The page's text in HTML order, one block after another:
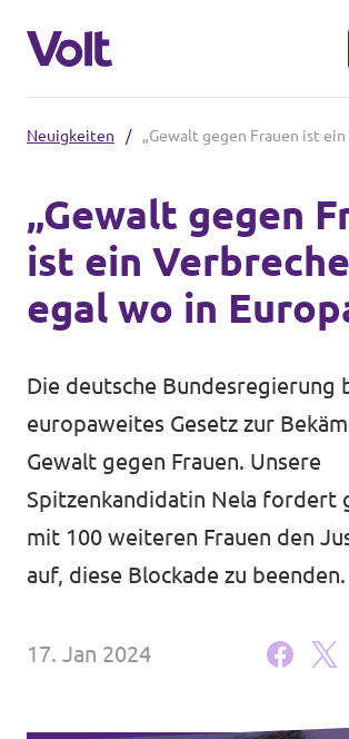
Startseite
Das sind wir
Website
Volt in deinem Bundesland
Volt Deutschland Merchandise
Programm
Über Volt
Menschen
Neuigkeiten
Unsere Events
Presse
Neuigkeiten /
„Gewalt gegen
ist ein
egal wo in
Die deutsche Bundesregierung
europaweites Gesetz zur
Gewalt gegen Frauen. Unsere
Spitzenkandidatin Nela fordert
mit 100 weiteren Frauen den
auf, diese Blockade zu beenden.
17. Jan 2024